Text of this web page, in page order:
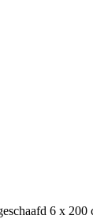
6 x 200